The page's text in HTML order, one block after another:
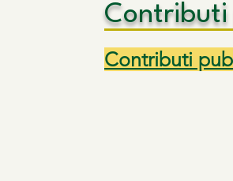
Contributi
Contributi